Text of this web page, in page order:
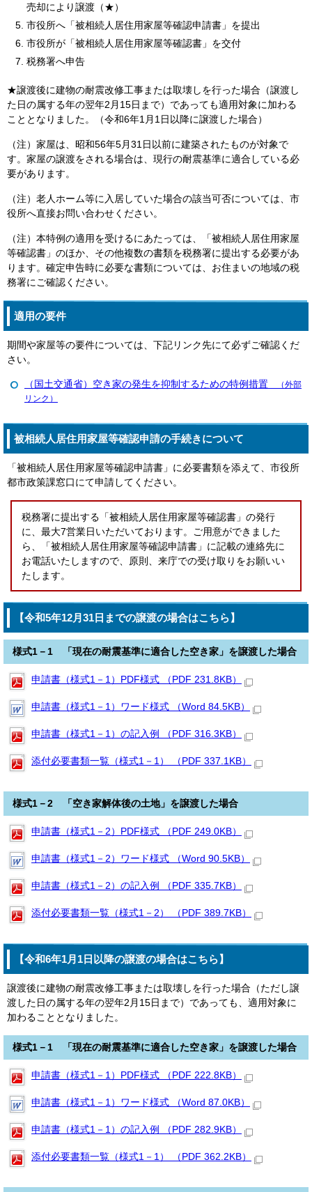
売却により譲渡（★）
市役所へ「被相続人居住用家屋等確認申請書」を提出
市役所が「被相続人居住用家屋等確認書」を交付
税務署へ申告
★譲渡後に建物の耐震改修工事または取壊しを行った場合（譲渡し
た日の属する年の翌年2月15日まで）であっても適用対象に加わる
こととなりました。（令和6年1月1日以降に譲渡した場合）
（注）家屋は、昭和56年5月31日以前に建築されたものが対象で
す。家屋の譲渡をされる場合は、現行の耐震基準に適合している必
要があります。
（注）老人ホーム等に入居していた場合の該当可否については、市
役所へ直接お問い合わせください。
（注）本特例の適用を受けるにあたっては、「被相続人居住用家屋
等確認書」のほか、その他複数の書類を税務署に提出する必要があ
ります。確定申告時に必要な書類については、お住まいの地域の税
務署にご確認ください。
適用の要件
期間や家屋等の要件については、下記リンク先にて必ずご確認くだ
さい。
（国土交通省）空き家の発生を抑制するための特例措置 （外部
リンク）
被相続人居住用家屋等確認申請の手続きについて
「被相続人居住用家屋等確認申請書」に必要書類を添えて、市役所
都市政策課窓口にて申請してください。
税務署に提出する「被相続人居住用家屋等確認書」の発行
に、最大7営業日いただいております。ご用意ができました
ら、「被相続人居住用家屋等確認申請書」に記載の連絡先に
お電話いたしますので、原則、来庁での受け取りをお願いい
たします。
【令和5年12月31日までの譲渡の場合はこちら】
様式1－1 「現在の耐震基準に適合した空き家」を譲渡した場合
申請書（様式1－1）PDF様式 （PDF 231.8KB）
申請書（様式1－1）ワード様式 （Word 84.5KB）
申請書（様式1－1）の記入例 （PDF 316.3KB）
添付必要書類一覧（様式1－1） （PDF 337.1KB）
様式1－2 「空き家解体後の土地」を譲渡した場合
申請書（様式1－2）PDF様式 （PDF 249.0KB）
申請書（様式1－2）ワード様式 （Word 90.5KB）
申請書（様式1－2）の記入例 （PDF 335.7KB）
添付必要書類一覧（様式1－2） （PDF 389.7KB）
【令和6年1月1日以降の譲渡の場合はこちら】
譲渡後に建物の耐震改修工事または取壊しを行った場合（ただし譲
渡した日の属する年の翌年2月15日まで）であっても、適用対象に
加わることとなりました。
様式1－1 「現在の耐震基準に適合した空き家」を譲渡した場合
申請書（様式1－1）PDF様式 （PDF 222.8KB）
申請書（様式1－1）ワード様式 （Word 87.0KB）
申請書（様式1－1）の記入例 （PDF 282.9KB）
添付必要書類一覧（様式1－1） （PDF 362.2KB）